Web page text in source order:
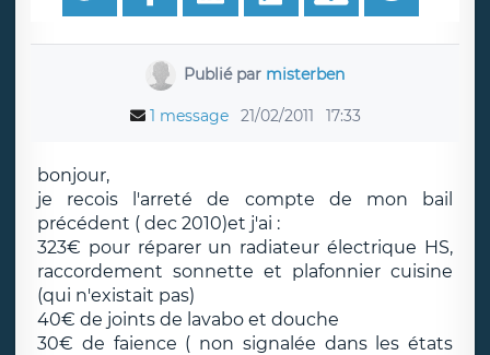
Publié par misterben
1 message 21/02/2011 17:33
bonjour,
je recois l'arreté de compte de mon bail
précédent ( dec 2010)et j'ai :
323€ pour réparer un radiateur électrique HS,
raccordement sonnette et plafonnier cuisine
(qui n'existait pas)
40€ de joints de lavabo et douche
30€ de faience ( non signalée dans les états